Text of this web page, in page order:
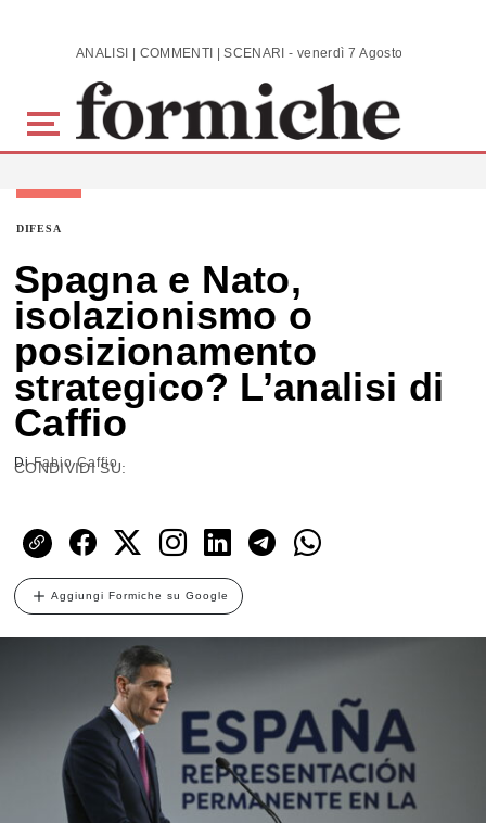
Skip to main content ANALISI | COMMENTI | SCENARI - venerdì 7 Agosto 2026
DIFESA
Spagna e Nato,
isolazionismo o
posizionamento
strategico? L’analisi di
Caffio
DiFabio Caffio
CONDIVIDI SU:
Aggiungi Formiche su Google